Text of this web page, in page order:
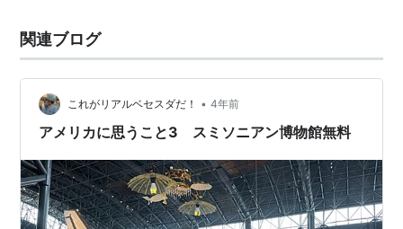
協会(またはスミソニアン機構と訳される)をワシントン
市に設置するように，アメリカ合衆国に遺産を寄付す
る」というものであった。
スミスソンは1829年に死去。甥は1835年に死去。1836
年に寄贈を受けたアメリカ合衆国は，議論のうえ，
た。
直接所有する博物館
関連ブログ
これがリアルベセスダだ！ • 4年前
アメリカに思うこと3 スミソニアン博物館無料